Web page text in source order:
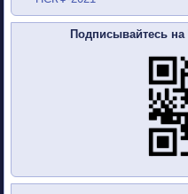
Подписывайтесь